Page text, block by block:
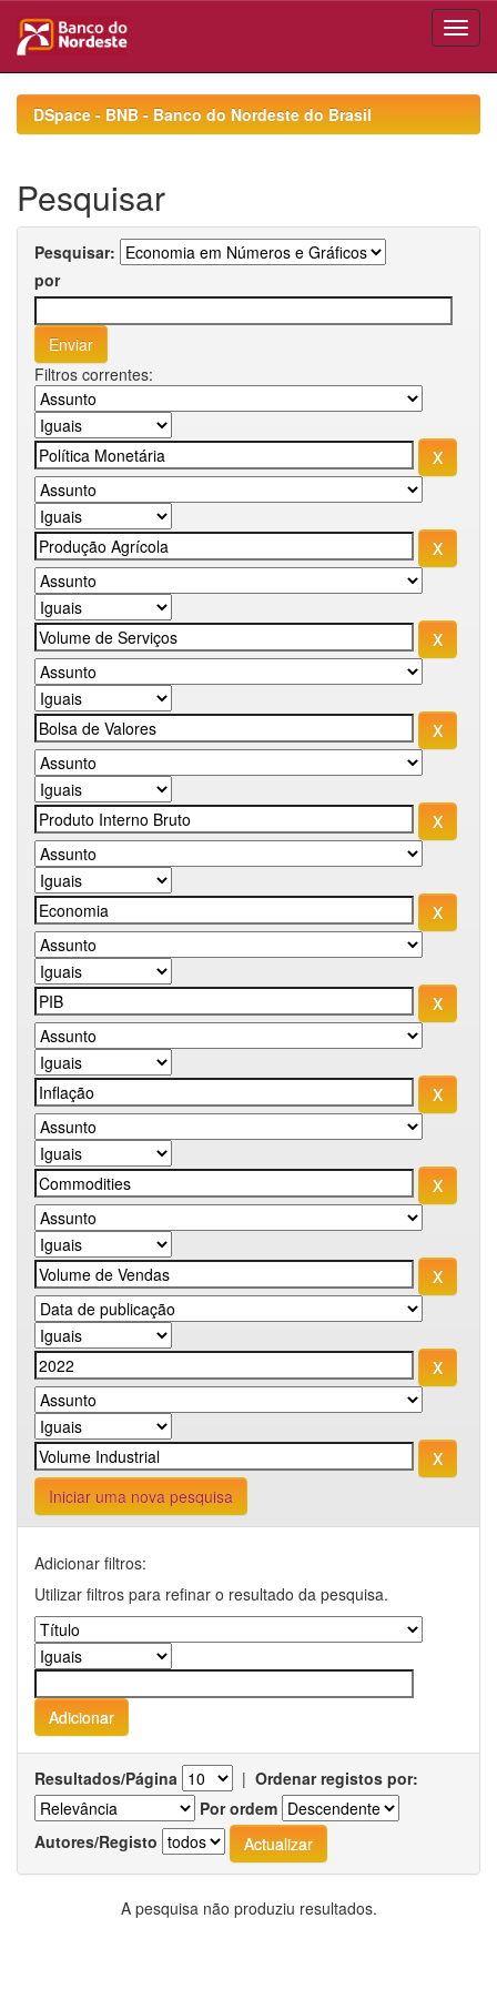
navigationDSpace - BNB - Banco do Nordeste do Brasil
Pesquisar
Pesquisar:
por
Filtros correntes:
Iniciar uma nova pesquisa
Adicionar filtros:
Utilizar filtros para refinar o resultado da pesquisa.
Resultados/Página | Ordenar registos por:
Por ordem
Autores/Registo
A pesquisa não produziu resultados.